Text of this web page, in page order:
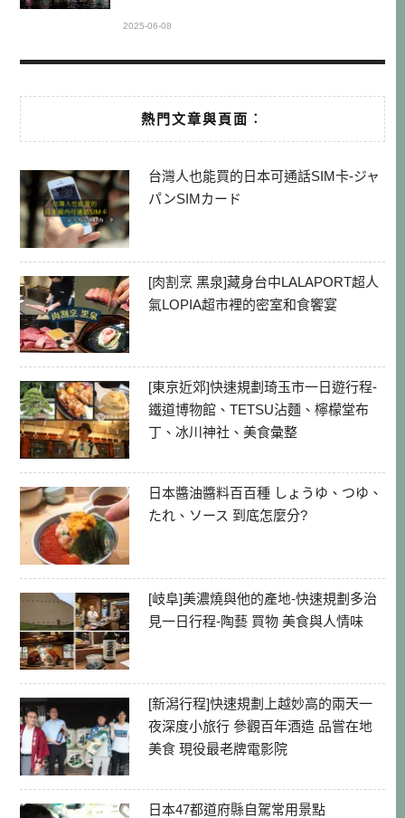
2025-06-08
熱門文章與頁面︰
台灣人也能買的日本可通話SIM卡-ジャ
パンSIMカード
[肉割烹 黑泉]藏身台中LALAPORT超人
氣LOPIA超市裡的密室和食饗宴
[東京近郊]快速規劃琦玉市一日遊行程-
鐵道博物館、TETSU沾麵、檸檬堂布
丁、冰川神社、美食彙整
日本醬油醬料百百種 しょうゆ、つゆ、
たれ、ソース 到底怎麼分?
[岐阜]美濃燒與他的產地-快速規劃多治
見一日行程-陶藝 買物 美食與人情味
[新潟行程]快速規劃上越妙高的兩天一
夜深度小旅行 參觀百年酒造 品嘗在地
美食 現役最老牌電影院
日本47都道府縣自駕常用景點